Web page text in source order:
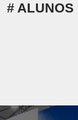
ALUNOS